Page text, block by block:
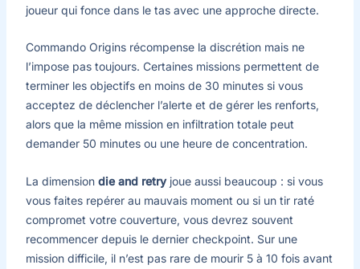
joueur qui fonce dans le tas avec une approche directe.
Commando Origins récompense la discrétion mais ne
l’impose pas toujours. Certaines missions permettent de
terminer les objectifs en moins de 30 minutes si vous
acceptez de déclencher l’alerte et de gérer les renforts,
alors que la même mission en infiltration totale peut
demander 50 minutes ou une heure de concentration.
La dimension die and retryjoue aussi beaucoup : si vous
vous faites repérer au mauvais moment ou si un tir raté
compromet votre couverture, vous devrez souvent
recommencer depuis le dernier checkpoint. Sur une
mission difficile, il n’est pas rare de mourir 5 à 10 fois avant